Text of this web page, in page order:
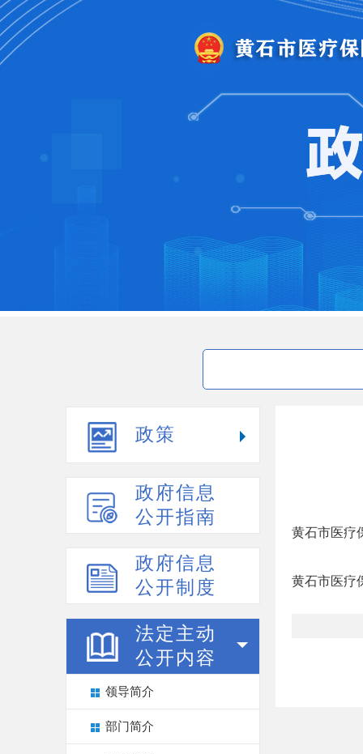
政策
政府信息
公开指南
政府信息
公开制度
法定主动
公开内容
领导简介
部门简介
黄石市医疗
黄石市医疗